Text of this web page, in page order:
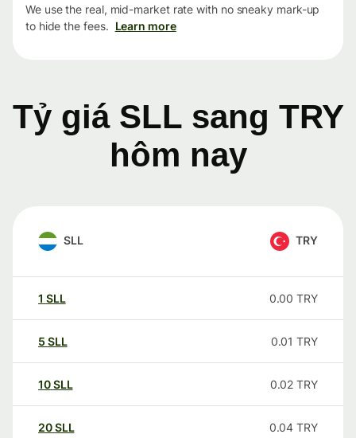
We use the real, mid-market rate with no sneaky mark-up
to hide the fees. Learn more
Tỷ giá SLL sang TRY
hôm nay
SLL TRY
1 SLL 0.00 TRY
5 SLL 0.01 TRY
10SLL 0.02 TRY
20SLL 0.04 TRY